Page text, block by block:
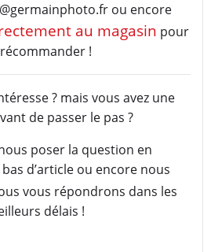
ou encore
au magasin pour
!
? mais vous avez une
de passer le pas ?
poser la question en
d’article ou encore nous
vous répondrons dans les
délais !